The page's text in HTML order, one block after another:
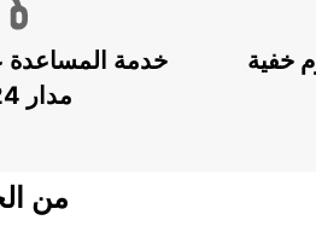
خدمة
مدار 24 ساعة
خفية
من